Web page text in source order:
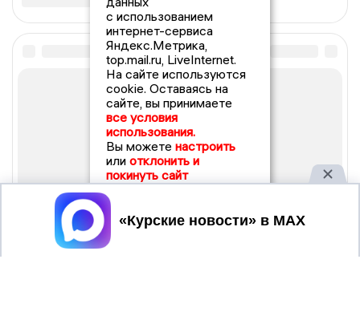
с использованием
интернет-сервиса
Яндекс.Метрика,
top.mail.ru, LiveInternet.
На сайте используются
cookie. Оставаясь на
сайте, вы принимаете
все условия
использования.
Вы можете настроить
или отклонить и
покинуть сайт
Принять